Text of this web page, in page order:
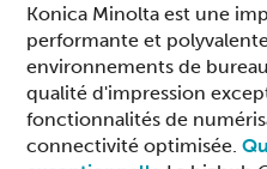
Konica Minolta est une
performante et
environnements de
qualité d'impression
fonctionnalités de
connectivité optimisée.